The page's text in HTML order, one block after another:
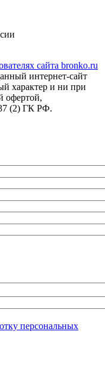
сайта bronko.ru
интернет-сайт
характер и ни при
офертой,
(2) ГК РФ.
персональных